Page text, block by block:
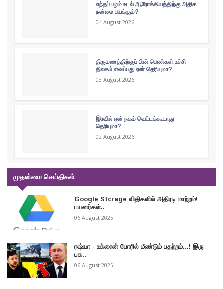
எந்தப் பழம் உடல் ஆரோக்கியத்திற்கு அதிக
நன்மை பயக்கும்?
04 August 2026
திருமணத்திற்குப் பின் பெண்கள் உச்சி
திலகம் வைப்பது ஏன் தெரியுமா?
03 August 2026
இரவில் ஏன் நகம் வெட்டக்கூடாது
தெரியுமா?
02 August 2026
முதன்மை செய்திகள்
Google Storage விதிகளில் அதிரடி மாற்றம்!
பயனர்கள்..
06 August 2026
ரஷ்யா - உக்ரைன் போரில் மீண்டும் பதற்றம்...! இரு
பக..
06 August 2026